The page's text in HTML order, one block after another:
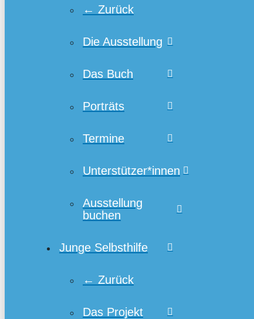
← Zurück
Die Ausstellung
Das Buch
Porträts
Termine
Unterstützer*innen
Ausstellung
buchen
Junge Selbsthilfe
← Zurück
Das Projekt